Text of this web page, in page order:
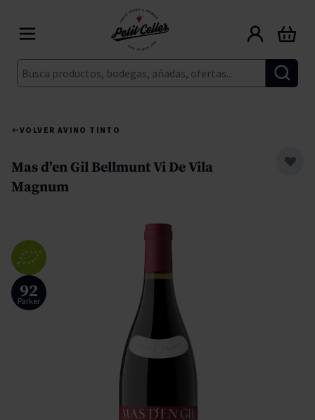
Buscar
Carrito
VOLVER AVINO TINTO
Mas d'en Gil Bellmunt Vi De Vila
Magnum
Parker
92